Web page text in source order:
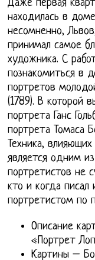
Даже первая
находилась в
несомненно,
принимал самое
художника. С
познакомиться в
портретов
(1789). В которой
портрета Ганс
портрета Томаса
Техника,
является одним
портретистов не
кто и когда писал
портретистом по
Описание
«Портрет
Картины –